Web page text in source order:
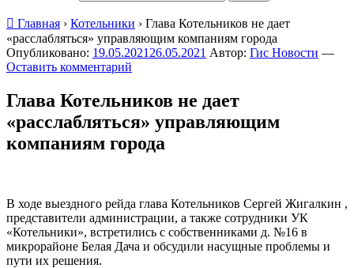
Главная › Котельники › Глава Котельников не дает
«расслабляться» управляющим компаниям города
Опубликовано: 19.05.2021 26.05.2021 Автор: Гис Новости —
Оставить комментарий
Глава Котельников не дает
«расслабляться» управляющим
компаниям города
В ходе выездного рейда глава Котельников Сергей Жигалкин ,
представители администрации, а также сотрудники УК
«Котельники», встретились с собственниками д. №16 в
микрорайоне Белая Дача и обсудили насущные проблемы и
пути их решения.